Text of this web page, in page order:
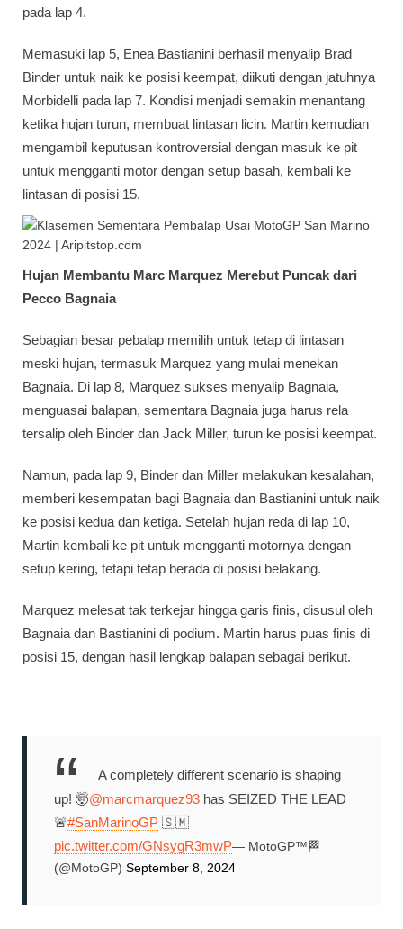
pada lap 4.
Memasuki lap 5, Enea Bastianini berhasil menyalip Brad
Binder untuk naik ke posisi keempat, diikuti dengan jatuhnya
Morbidelli pada lap 7. Kondisi menjadi semakin menantang
ketika hujan turun, membuat lintasan licin. Martin kemudian
mengambil keputusan kontroversial dengan masuk ke pit
untuk mengganti motor dengan setup basah, kembali ke
lintasan di posisi 15.
Hujan Membantu Marc Marquez Merebut Puncak dari
Pecco Bagnaia
Sebagian besar pebalap memilih untuk tetap di lintasan
meski hujan, termasuk Marquez yang mulai menekan
Bagnaia. Di lap 8, Marquez sukses menyalip Bagnaia,
menguasai balapan, sementara Bagnaia juga harus rela
tersalip oleh Binder dan Jack Miller, turun ke posisi keempat.
Namun, pada lap 9, Binder dan Miller melakukan kesalahan,
memberi kesempatan bagi Bagnaia dan Bastianini untuk naik
ke posisi kedua dan ketiga. Setelah hujan reda di lap 10,
Martin kembali ke pit untuk mengganti motornya dengan
setup kering, tetapi tetap berada di posisi belakang.
Marquez melesat tak terkejar hingga garis finis, disusul oleh
Bagnaia dan Bastianini di podium. Martin harus puas finis di
posisi 15, dengan hasil lengkap balapan sebagai berikut.
A completely different scenario is shaping
up! 🤯@marcmarquez93 has SEIZED THE LEAD
🚨#SanMarinoGP 🇸🇲
pic.twitter.com/GNsygR3mwP— MotoGP™🏁
(@MotoGP) September 8, 2024